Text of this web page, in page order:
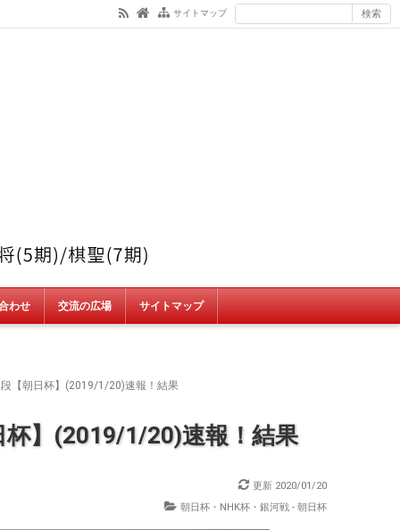
サイトマップ
わせ 交流の広場 サイトマップ
【朝日杯】(2019/1/20)速報！結果
杯】(2019/1/20)速報！結果
更新 2020/01/20
朝日杯・NHK杯・銀河戦 - 朝日杯